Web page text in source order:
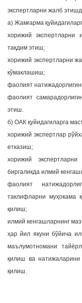
экспертларни жалб
а) Жамғарма
хорижий экспертларни
тақдим этиш;
хорижий экспертларни
кўмаклашиш;
фаолият
фаолият
этиш.
б) ОАК қуйидагиларга
хорижий экспертлар
етказиш;
хорижий
биргаликда илмий
фаолият
таклифларни муҳокама
қилиш;
илмий кенгашларнинг
ҳар йил якуни бўйича
маълумотномани
қилиш ва
қилиш.